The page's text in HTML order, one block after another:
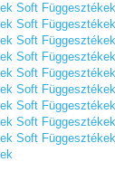
Soft Függesztékek
Soft Függesztékek
Soft Függesztékek
Soft Függesztékek
Soft Függesztékek
Soft Függesztékek
Soft Függesztékek
Soft Függesztékek
Soft Függesztékek